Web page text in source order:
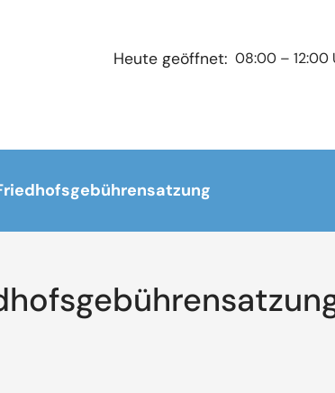
Heute geöffnet: 08:00 – 12:00